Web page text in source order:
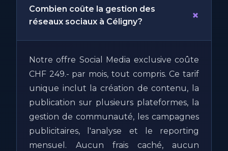
Combien coûte la gestion des
réseaux sociaux à Céligny?
+
Notre offre Social Media exclusive coûte
CHF 249.- par mois, tout compris. Ce tarif
unique inclut la création de contenu, la
publication sur plusieurs plateformes, la
gestion de communauté, les campagnes
publicitaires, l'analyse et le reporting
mensuel. Aucun frais caché, aucun